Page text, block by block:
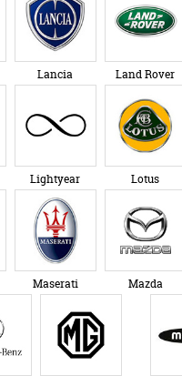
Lancia Land Rover
Lightyear Lotus
Maserati Mazda